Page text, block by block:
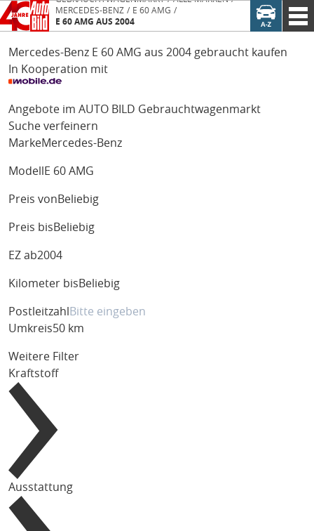
MERCEDES-BENZ
E 60 AMG
E 60 AMG AUS 2004
Mercedes-Benz E 60 AMG aus 2004 gebraucht kaufen
In Kooperation mit
Angebote im AUTO BILD Gebrauchtwagenmarkt
Suche verfeinern
MarkeMercedes-Benz
Modell E 60 AMG
Preis von Beliebig
Preis bis Beliebig
EZ ab2004
Kilometer bis Beliebig
Postleitzahl
Umkreis50 km
Weitere Filter
Kraftstoff
Ausstattung